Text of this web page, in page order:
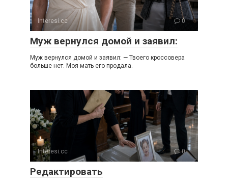
Interesi.cc 0
Муж вернулся домой и заявил:
Муж вернулся домой и заявил: — Твоего кроссовера
больше нет. Моя мать его продала.
Interesi.cc 0
Редактировать